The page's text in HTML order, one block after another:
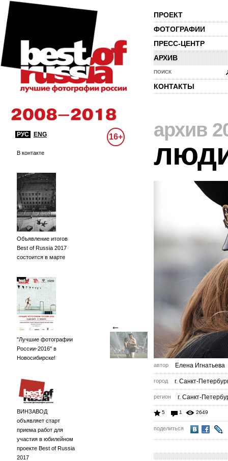
ПРОЕКТ
ФОТОГРАФИИ
ПРЕСС-ЦЕНТР
АРХИВ
ПОИСК
КОНТАКТЫ
РУС ENG 16+
В контакте
Объявление итогов
Best of Russia 2017
состоится в марте
"Лучшие фотографии
России-2016" в
Новосибирске!
ВИНЗАВОД
объявляет старт
приема работ для
участия в юбилейном
проекте Best of Russia
2017
архив
←
автор Елена Игнатьева
город г. Санкт-
регион г. Санкт-
5 1 2649
поделиться